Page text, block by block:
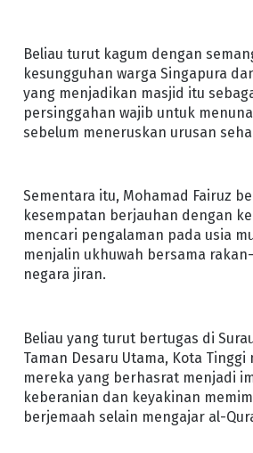
Beliau turut kagum dengan
kesungguhan warga Singapura
yang menjadikan masjid itu
persinggahan wajib untuk
sebelum meneruskan urusan
Sementara itu, Mohamad Fairuz
kesempatan berjauhan dengan
mencari pengalaman pada usia
menjalin ukhuwah bersama
negara jiran.
Beliau yang turut bertugas di
Taman Desaru Utama, Kota
mereka yang berhasrat menjadi
keberanian dan keyakinan
berjemaah selain mengajar al-